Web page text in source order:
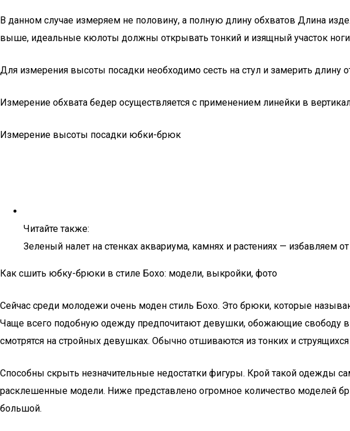
В данном случае измеряем не половину, а полную длину обхватов Длина
выше, идеальные кюлоты должны открывать тонкий и изящный участок
Для измерения высоты посадки необходимо сесть на стул и замерить длину
Измерение обхвата бедер осуществляется с применением линейки в
Измерение высоты посадки юбки-брюк
Читайте также:
Зеленый налет на стенках аквариума, камнях и растениях — избавляем
Как сшить юбку-брюки в стиле Бохо: модели, выкройки, фото
Сейчас среди молодежи очень моден стиль Бохо. Это брюки, которые
Чаще всего подобную одежду предпочитают девушки, обожающие свободу
смотрятся на стройных девушках. Обычно отшиваются из тонких и струящихся
Способны скрыть незначительные недостатки фигуры. Крой такой одежды
расклешенные модели. Ниже представлено огромное количество моделей
большой.